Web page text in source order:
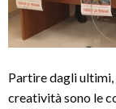
Partire dagli
creatività sono le